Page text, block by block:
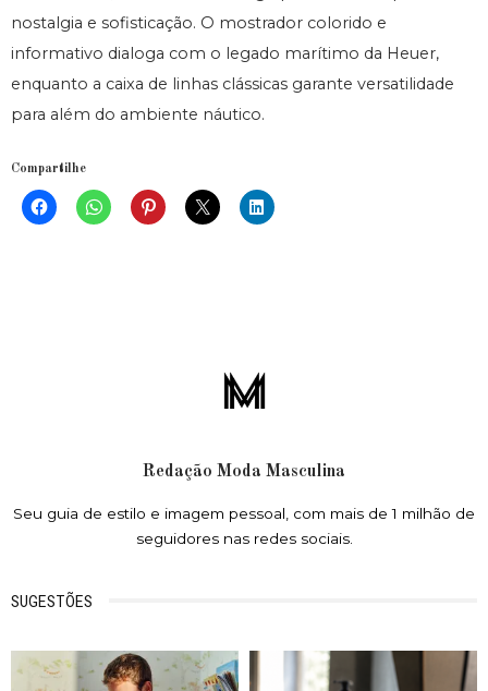
nostalgia e sofisticação. O mostrador colorido e
informativo dialoga com o legado marítimo da Heuer,
enquanto a caixa de linhas clássicas garante versatilidade
para além do ambiente náutico.
Compartilhe
Redação Moda Masculina
Seu guia de estilo e imagem pessoal, com mais de 1 milhão de
seguidores nas redes sociais.
SUGESTÕES